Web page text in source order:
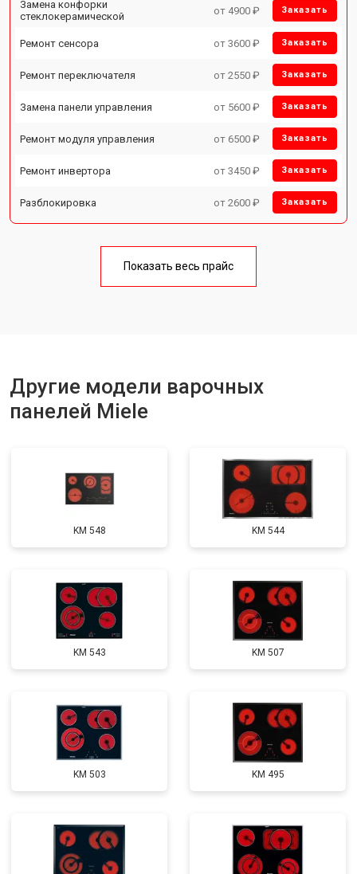
Замена конфорки
стеклокерамической
от 4900 ₽ Заказать
Ремонт сенсора от 3600 ₽ Заказать
Ремонт переключателя от 2550 ₽ Заказать
Замена панели управления от 5600 ₽ Заказать
Ремонт модуля управления от 6500 ₽ Заказать
Ремонт инвертора от 3450 ₽ Заказать
Разблокировка от 2600 ₽ Заказать
Показать весь прайс
Другие модели варочных
панелей Miele
KM 548 KM 544
KM 543 KM 507
KM 503 KM 495